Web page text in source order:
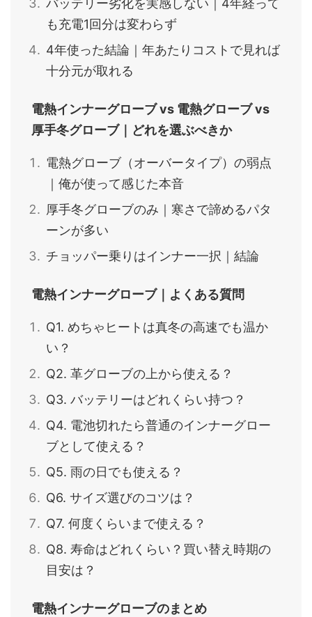
も充電1回分は変わらず
4年使った結論｜年あたりコストで見れば
十分元が取れる
電熱インナーグローブ vs 電熱グローブ vs
厚手冬グローブ｜どれを選ぶべきか
電熱グローブ（オーバータイプ）の弱点
｜俺が使って感じた本音
厚手冬グローブのみ｜寒さで諦めるパタ
ーンが多い
チョッパー乗りはインナー一択｜結論
電熱インナーグローブ｜よくある質問
Q1. めちゃヒートは真冬の高速でも温か
い？
Q2. 革グローブの上から使える？
Q3. バッテリーはどれくらい持つ？
Q4. 電池切れたら普通のインナーグロー
ブとして使える？
Q5. 雨の日でも使える？
Q6. サイズ選びのコツは？
Q7. 何度くらいまで使える？
Q8. 寿命はどれくらい？買い替え時期の
目安は？
電熱インナーグローブのまとめ